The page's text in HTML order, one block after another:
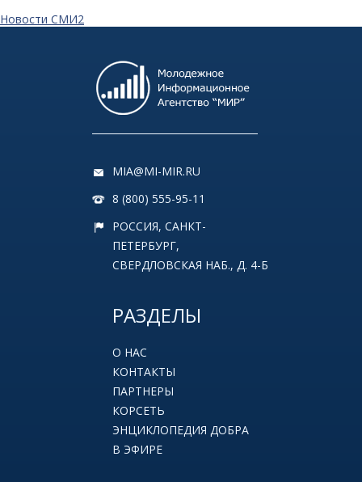
Новости СМИ2
MIA@MI-MIR.RU
8 (800) 555-95-11
РОССИЯ, САНКТ-
ПЕТЕРБУРГ,
СВЕРДЛОВСКАЯ НАБ., Д. 4-Б
РАЗДЕЛЫ
О НАС
КОНТАКТЫ
ПАРТНЕРЫ
КОРСЕТЬ
ЭНЦИКЛОПЕДИЯ ДОБРА
В ЭФИРЕ